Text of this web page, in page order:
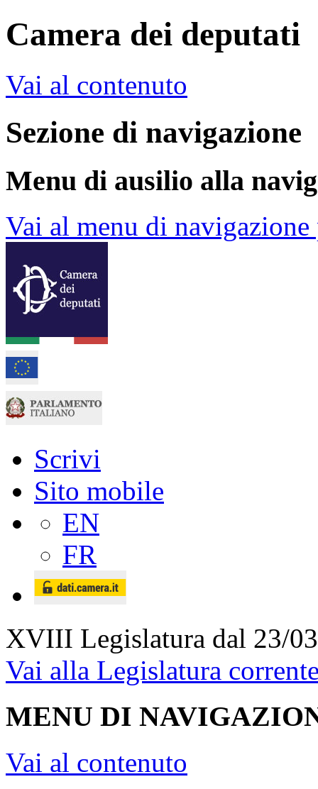
Camera dei deputati
Vai al contenuto
Sezione di navigazione
Menu di ausilio alla
Vai al menu di
Scrivi
Sito mobile
EN
FR
XVIII Legislatura dal 23/
Vai alla Legislatura
MENU DI
Vai al contenuto